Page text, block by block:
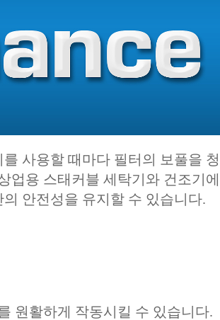
사용할 때마다 필터의 보풀을 청
업용 스태커블 세탁기와 건조기에
안전성을 유지할 수 있습니다.
원활하게 작동시킬 수 있습니다.